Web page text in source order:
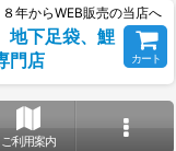
年からWEB販売の当店へ
地下足袋、鯉
門店
カート
ご利用案内